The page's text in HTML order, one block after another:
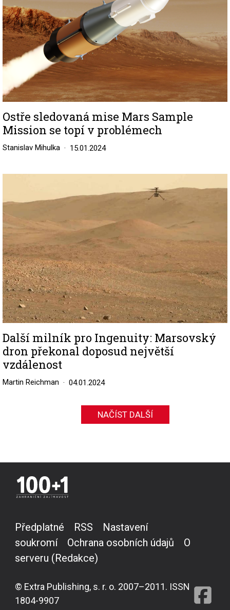
Ostře sledovaná mise Mars Sample
Mission se topí v problémech
Stanislav Mihulka 15.01.2024
Další milník pro Ingenuity: Marsovský
dron překonal doposud největší
vzdálenost
Martin Reichman 04.01.2024
NAČÍST DALŠÍ
Předplatné RSS
Nastavení
soukromí
Ochrana osobních údajů
O
serveru (Redakce)
© Extra Publishing, s. r. o. 2007–2011. ISSN
1804-9907